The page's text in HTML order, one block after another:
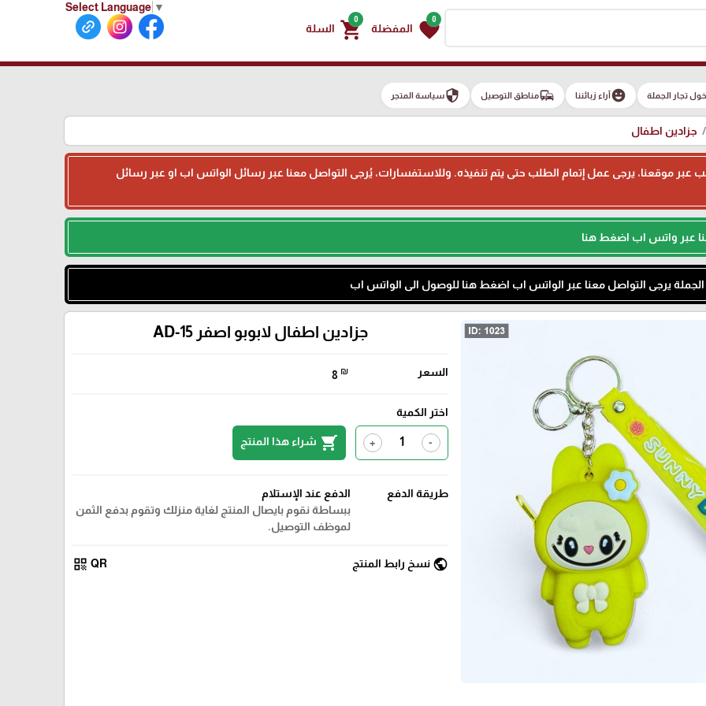
Select Language ▼
0
favorite المفضلة
0
shopping_cart السلة
تجار الجملة emoji_emotionsآراء زبائننا commuteمناطق التوصيل securityسياسة المتجر
جزادين اطفال
طلب عبر موقعنا، يرجى عمل إتمام الطلب حتى يتم تنفيذه. وللاستفسارات، يُرجى التواصل معنا عبر رسائل الواتس اب او عبر رسائل
عبر واتس اب اضغط هنا
الجملة يرجى التواصل معنا عبر الواتس اب اضغط هنا للوصول الى الواتس اب
جزادين اطفال لابوبو اصفر AD-15
السعر 8 ₪
اختر الكمية
-
+
shopping_cart شراء هذا المنتج
طريقة الدفع
الدفع عند الإستلام
ببساطة نقوم بايصال المنتج لغاية منزلك وتقوم بدفع الثمن
لموظف التوصيل.
public نسخ رابط المنتج QR
qr_code